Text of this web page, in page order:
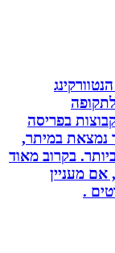
בפריסה
במיתר,
בקרוב מאוד